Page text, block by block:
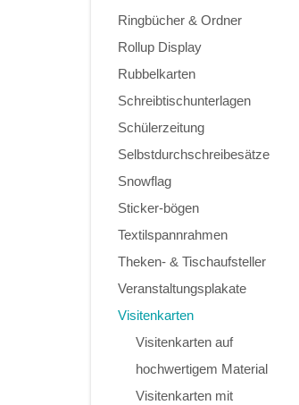
Ringbücher & Ordner
Rollup Display
Rubbelkarten
Schreibtischunterlagen
Schülerzeitung
Selbstdurchschreibesätze
Snowflag
Sticker-bögen
Textilspannrahmen
Theken- & Tischaufsteller
Veranstaltungsplakate
Visitenkarten
Visitenkarten auf
hochwertigem Material
Visitenkarten mit